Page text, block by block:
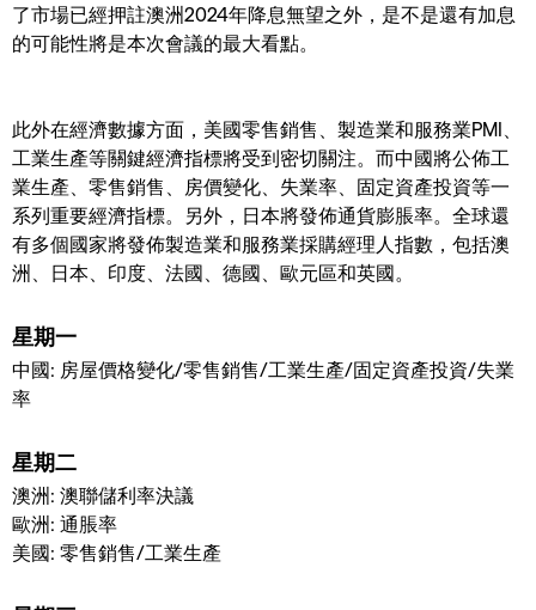
了市場已經押註澳洲2024年降息無望之外，是不是還有加息
的可能性將是本次會議的最大看點。
此外在經濟數據方面，美國零售銷售、製造業和服務業PMI、
工業生產等關鍵經濟指標將受到密切關注。而中國將公佈工
業生產、零售銷售、房價變化、失業率、固定資產投資等一
系列重要經濟指標。另外，日本將發佈通貨膨脹率。全球還
有多個國家將發佈製造業和服務業採購經理人指數，包括澳
洲、日本、印度、法國、德國、歐元區和英國。
星期一
中國: 房屋價格變化/零售銷售/工業生產/固定資產投資/失業
率
星期二
澳洲: 澳聯儲利率決議
歐洲: 通脹率
美國: 零售銷售/工業生產